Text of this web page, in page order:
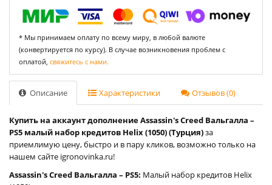
* Мы принимаем оплату по всему миру, в любой валюте
(конвертируется по курсу). В случае возникновения проблем с
оплатой, свяжитесь с нами.
Описание Характеристики Отзывов (0)
Купить на аккаунт дополнение Assassin's Creed Вальгалла –
PS5 малый набор кредитов Helix (1050) (Турция)за
приемлимую цену, быстро и в пару кликов, возможно только на
нашем сайте igronovinka.ru!
Assassin's Creed Вальгалла – PS5: Малый набор кредитов Helix